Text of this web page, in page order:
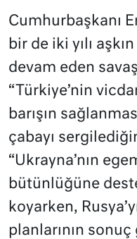
Cumhurbaşkanı
bir de iki yılı
devam eden
“Türkiye’nin
barışın
çabayı
“Ukrayna’nın
bütünlüğüne
koyarken,
planlarının